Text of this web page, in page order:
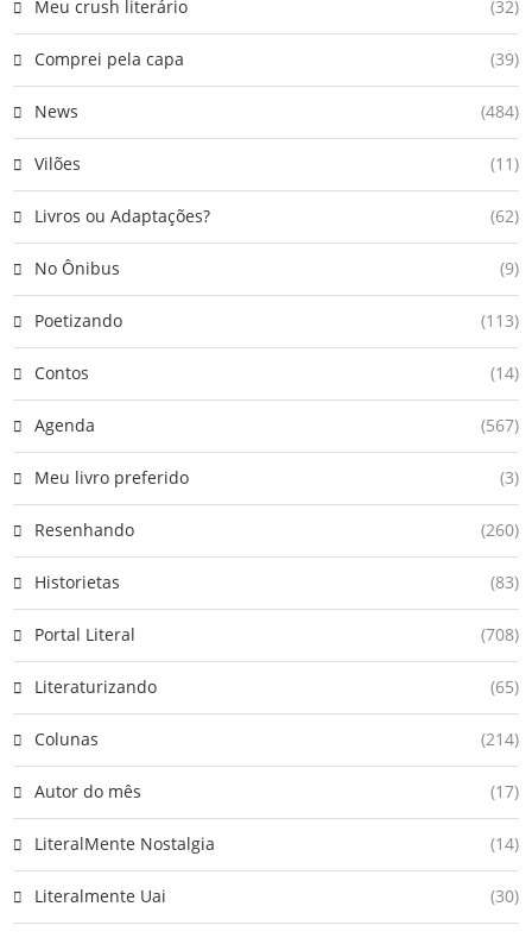
Meu crush literário (32)
Comprei pela capa (39)
News (484)
Vilões (11)
Livros ou Adaptações? (62)
No Ônibus (9)
Poetizando (113)
Contos (14)
Agenda (567)
Meu livro preferido (3)
Resenhando (260)
Historietas (83)
Portal Literal (708)
Literaturizando (65)
Colunas (214)
Autor do mês (17)
LiteralMente Nostalgia (14)
Literalmente Uai (30)